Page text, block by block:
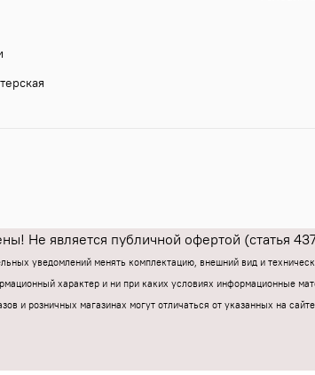
Не является публичной офертой (статья
уведомлений менять комплектацию, внешний вид и
характер и ни при каких условиях информационные
и розничных магазинах могут отличаться от указанных на